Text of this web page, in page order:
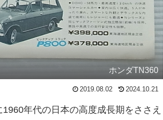
ホンダTN360
2019.08.02 2024.10.21
年代の日本の高度成長期をささえ